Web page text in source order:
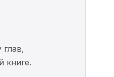
глав,
книге.